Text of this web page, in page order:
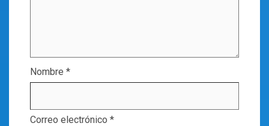
Nombre *
Correo electrónico *